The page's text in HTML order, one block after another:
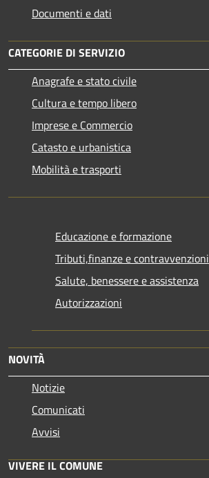
Documenti e dati
CATEGORIE DI SERVIZIO
Anagrafe e stato civile
Cultura e tempo libero
Imprese e Commercio
Catasto e urbanistica
Mobilità e trasporti
Educazione e formazione
Tributi,finanze e contravvenzioni
Salute, benessere e assistenza
Autorizzazioni
NOVITÀ
Notizie
Comunicati
Avvisi
VIVERE IL COMUNE